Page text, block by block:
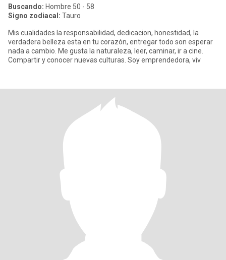
Buscando: Hombre 50 - 58
Signo zodiacal: Tauro
Mis cualidades la responsabilidad, dedicacion, honestidad, la
verdadera belleza esta en tu corazón, entregar todo son esperar
nada a cambio. Me gusta la naturaleza, leer, caminar, ir a cine.
Compartir y conocer nuevas culturas. Soy emprendedora, viv